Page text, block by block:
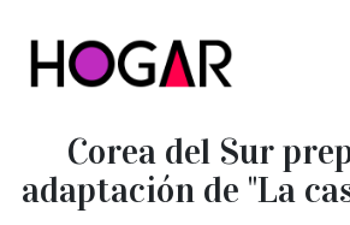
Corea del Sur
adaptación de "La